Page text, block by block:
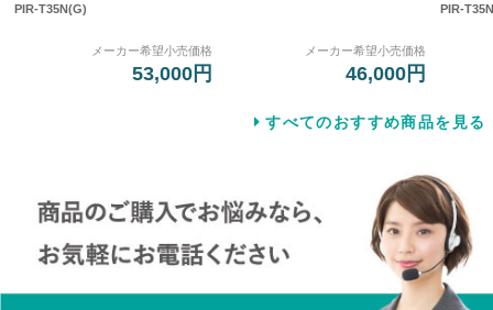
PIR-T35N(G)
メーカー希望小売価格
53,000円
メーカー希望小売価格
46,000円
PIR-
すべてのおすすめ商品を見る